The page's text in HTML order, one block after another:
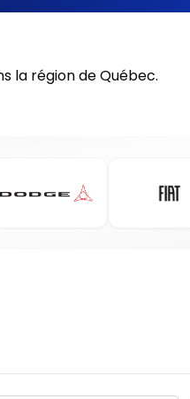
la région de Québec.